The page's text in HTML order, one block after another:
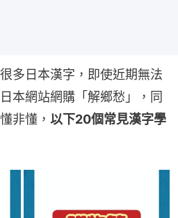
多日本漢字，即使近期無法
本網站網購「解鄉愁」，同
非懂， 以下20個常見漢字學